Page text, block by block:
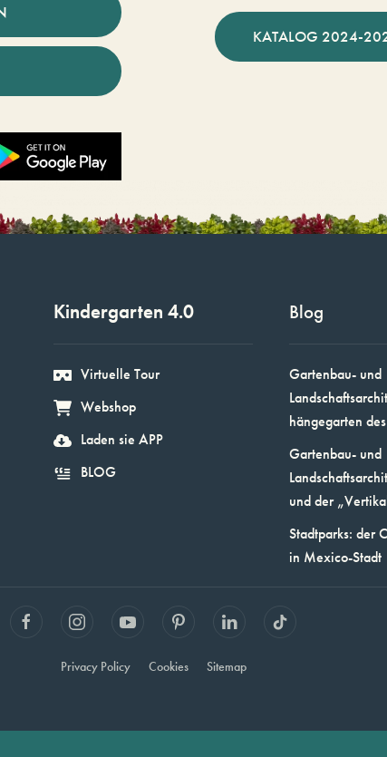
KATALOG 2024-
Kindergarten 4.0
Virtuelle Tour
Webshop
Laden sie APP
BLOG
Blog
Gartenbau- und
hängegarten
Gartenbau- und
und der
Stadtparks: der
in Mexico-Stadt
Privacy Policy Cookies Sitemap